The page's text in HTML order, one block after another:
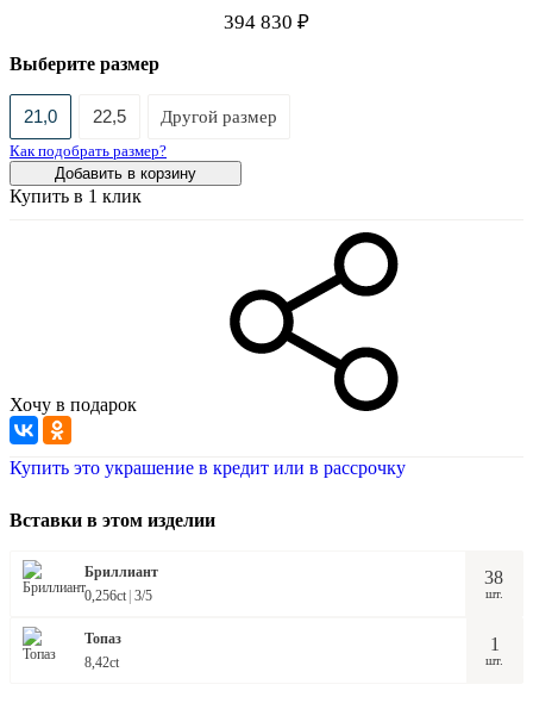
394 830 ₽
Выберите размер
21,0 22,5 Другой размер
Как подобрать размер?
Добавить в корзину
Купить в 1 клик
Хочу в подарок
Купить это украшение в кредит или в рассрочку
Вставки в этом изделии
Бриллиант
0,256ct 3/5
38
Топаз
8,42ct
1